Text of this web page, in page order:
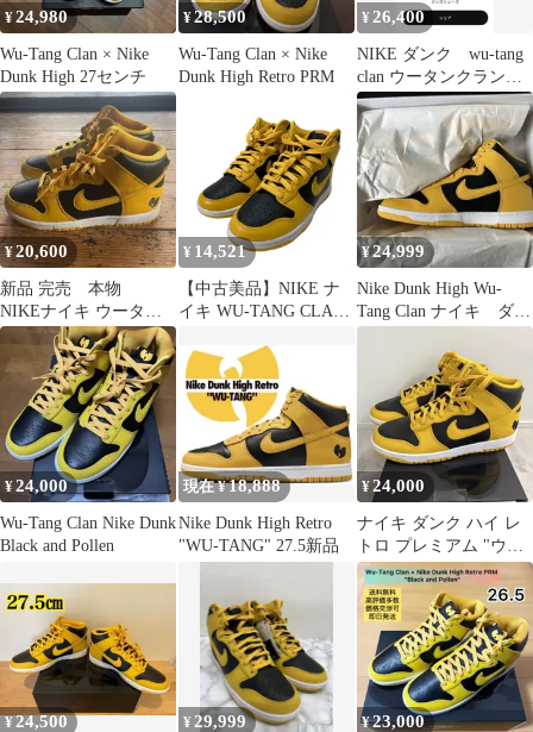
¥24,980
Wu-Tang Clan × Nike
Dunk High 27センチ
¥28,500
Wu-Tang Clan × Nike
Dunk High Retro PRM
¥ 26,400
NIKE ダンク wu-tang
clan ウータンクラン
２９cm
¥20,600
新品 完売 本物
NIKEナイキ ウータン
クラン ダンクハイ
レトロプレミアム
¥ 14,521
【中古美品】NIKE ナ
イキ WU-TANG CLAN
HJ4320-001 DUNK
HIGH RETRO PRM
"BLACK AND
POLLEN" ダンク ハイ
スニーカー 【160-
260405-gm-07-fuz】
¥24,999
Nike Dunk High Wu-
Tang Clan ナイキ ダン
ク ウータン
¥24,000
Wu-Tang Clan Nike Dunk
Black and Pollen
現在 ¥18,888
Nike Dunk High Retro
"WU-TANG" 27.5新品
¥24,000
ナイキ ダンク ハイ レ
トロ プレミアム "ウー
タンクラン" ブラック/
ポラン
¥24,500 ¥ 29,999 ¥23,000